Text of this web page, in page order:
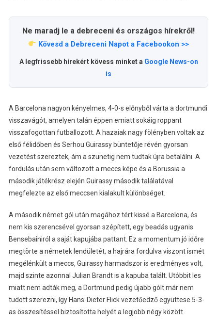
Ne maradj le a debreceni és országos hírekről!
Kövesd a Debreceni Napot a Facebookon >>
A legfrissebb hírekért kövess minket a Google News-on
is
A Barcelona nagyon kényelmes, 4-0-s előnyből várta a dortmundi
visszavágót, amelyen talán éppen emiatt sokáig roppant
visszafogottan futballozott. A hazaiak nagy fölényben voltak az
első félidőben és Serhou Guirassy büntetője révén gyorsan
vezetést szereztek, ám a szünetig nem tudtak újra betalálni. A
fordulás után sem változott a meccs képe és a Borussia a
második játékrész elején Guirassy második találatával
megfelezte az első meccsen kialakult különbséget.
A második német gól után magához tért kissé a Barcelona, és
nem kis szerencsével gyorsan szépített, egy beadás ugyanis
Bensebainiról a saját kapujába pattant. Ez a momentum jó időre
megtörte a németek lendületét, a hajrára fordulva viszont ismét
megélénkült a meccs, Guirassy harmadszor is eredményes volt,
majd szinte azonnal Julian Brandt is a kapuba talált. Utóbbit les
miatt nem adták meg, a Dortmund pedig újabb gólt már nem
tudott szerezni, így Hans-Dieter Flick vezetőedző együttese 5-3-
as összesítéssel biztosította helyét a legjobb négy között.